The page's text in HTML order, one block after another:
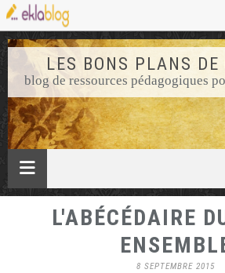
LES BONS PLANS DE
blog de ressources pédagogiques
L'ABÉCÉDAIRE
8 SEPTEMBRE 2015